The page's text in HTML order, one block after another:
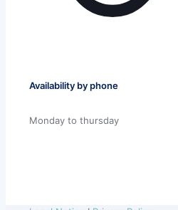
Availability by phone
Monday to thursday